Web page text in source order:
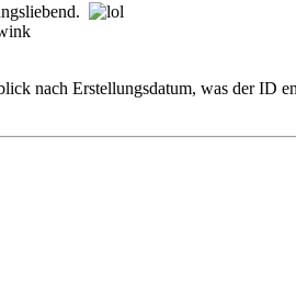
nach Erstellungsdatum, was der ID